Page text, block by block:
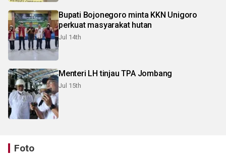
Bupati Bojonegoro minta KKN Unigoro
perkuat masyarakat hutan
Jul 14th
Menteri LH tinjau TPA Jombang
Jul 15th
Foto